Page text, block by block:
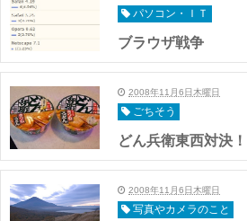
パソコン・ＩＴ
ブラウザ戦争
2008年11月6日木曜日
ごちそう
どん兵衛東西対決！
2008年11月6日木曜日
写真やカメラのこと